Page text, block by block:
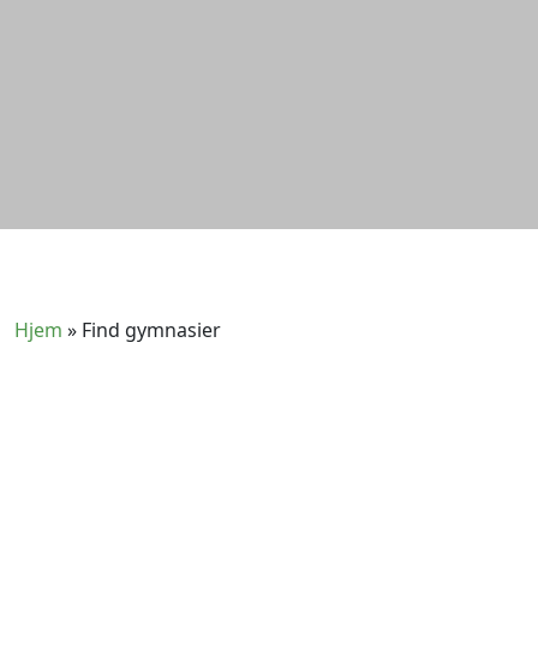
Hjem » Find gymnasier